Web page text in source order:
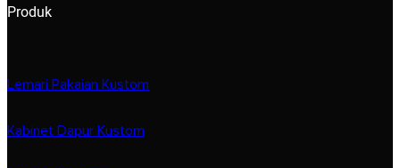
Produk
Lemari Pakaian Kustom
Kabinet Dapur Kustom